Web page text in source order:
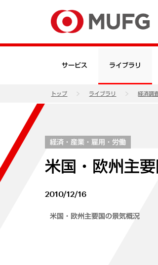
サービス ライブラリ
トップ ライブラリ 経済調
経済・産業・雇用・労働
米国・欧州主
2010/12/16
米国・欧州主要国の景気概況